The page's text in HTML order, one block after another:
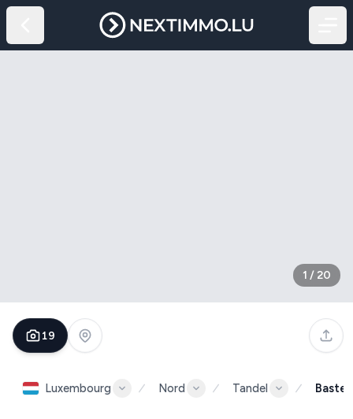
1 / 20
19
Luxembourg Nord Tandel